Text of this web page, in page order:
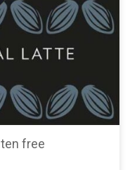
free